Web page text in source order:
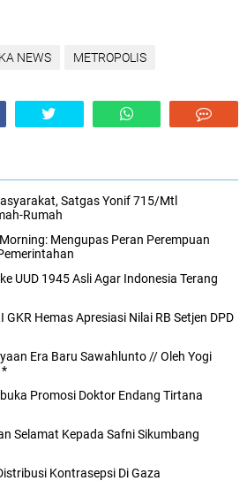
NEWS METROPOLIS
Satgas Yonif 715/Mtl
Rumah
Mengupas Peran Perempuan
UUD 1945 Asli Agar Indonesia Terang
GKR Hemas Apresiasi Nilai RB Setjen DPD
Era Baru Sawahlunto // Oleh Yogi
*
Promosi Doktor Endang Tirtana
Selamat Kepada Safni Sikumbang
Kontrasepsi Di Gaza